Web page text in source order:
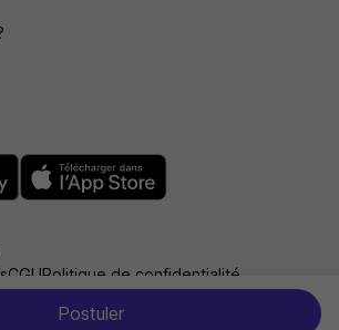
Postuler
CGUPolitique de confidentialité
: non conforme